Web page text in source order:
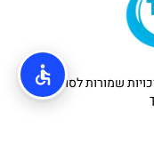
שמורות לסוכנות